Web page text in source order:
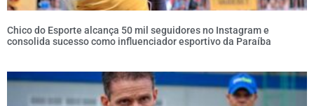
Chico do Esporte alcança 50 mil seguidores no Instagram e
consolida sucesso como influenciador esportivo da Paraíba